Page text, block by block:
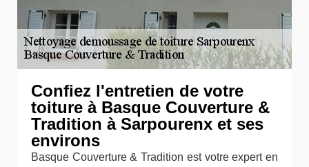
Confiez l'entretien de votre
toiture à Basque Couverture &
Tradition à Sarpourenx et ses
environs
Basque Couverture & Tradition est votre expert en